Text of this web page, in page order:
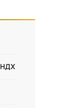
НДХ